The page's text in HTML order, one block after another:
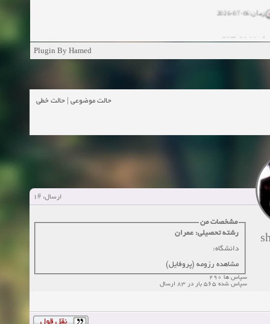
زمان:10-13-2024
زمان:10-11-2024
Plugin By Hamed
حالت موضوعی حالت خطی
ارسال: #1
مشخصات من
رشته تحصیلی: عمران
دانشگاه:
مشاهده رزومه (پروفایل)
سپاس ها 290
سپاس شده 565 بار در 83 ارسال